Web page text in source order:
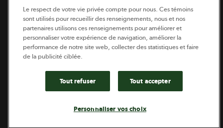
Coopérateur est publié par Sollio Groupe Coopératif.
Il est l’outil d’information de la coopération agricole
québécoise.
Le respect de votre vie privée compte pour nous. Ces témoins
sont utilisés pour recueillir des renseignements, nous et nos
partenaires utilisons ces renseignements pour améliorer et
personnaliser votre expérience de navigation, améliorer la
performance de notre site web, collecter des statistiques et faire
de la publicité ciblée.
Tout refuser Tout accepter
Personnaliser vos choix